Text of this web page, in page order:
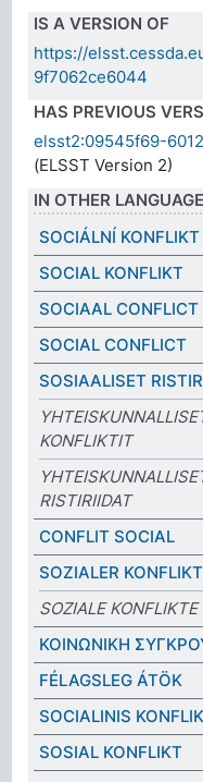
IS A VERSION OF
https://
9f7062ce6044
HAS PREVIOUS
elsst2:09545f69-
(ELSST Version 2)
IN OTHER
SOCIÁLNÍ KONFLIKT
SOCIAL KONFLIKT
SOCIAAL CONFLICT
SOCIAL CONFLICT
SOSIAALISET
KONFLIKTIT
RISTIRIIDAT
CONFLIT SOCIAL
SOZIALER KONFLIKT
SOZIALE KONFLIKTE
ΚΟΙΝΩΝΙΚΗ
FÉLAGSLEG ÁTÖK
SOCIALINIS
SOSIAL KONFLIKT